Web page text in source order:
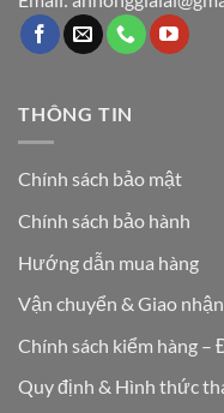
THÔNG TIN
Chính sách bảo mật
Chính sách bảo hành
Hướng dẫn mua hàng
Vận chuyển & Giao nhận
Chính sách kiểm hàng –
Quy định & Hình thức